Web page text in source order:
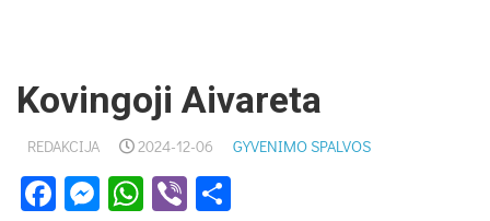
Kovingoji Aivareta
REDAKCIJA 2024-12-06 GYVENIMO SPALVOS
Facebook
Messenger
WhatsApp
Viber